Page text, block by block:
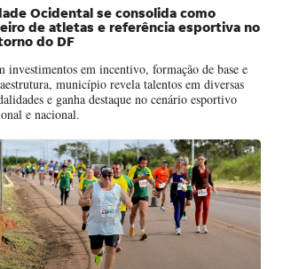
Ocidental se consolida como
de atletas e referência esportiva no
do DF
investimentos em incentivo, formação de base e
município revela talentos em diversas
e ganha destaque no cenário esportivo
e nacional.